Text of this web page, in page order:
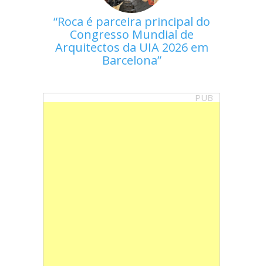
Roca é parceira principal do
Congresso Mundial de
Arquitectos da UIA 2026 em
Barcelona
PUB